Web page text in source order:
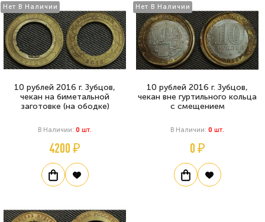
Нет В Наличии
10 рублей 2016 г. Зубцов,
чекан на биметальной
заготовке (на ободке)
В Наличии: 0 Шт.
4200 ₽
Нет В Наличии
10 рублей 2016 г. Зубцов,
чекан вне гуртильного кольца
с смещением
В Наличии: 0 Шт.
0 ₽